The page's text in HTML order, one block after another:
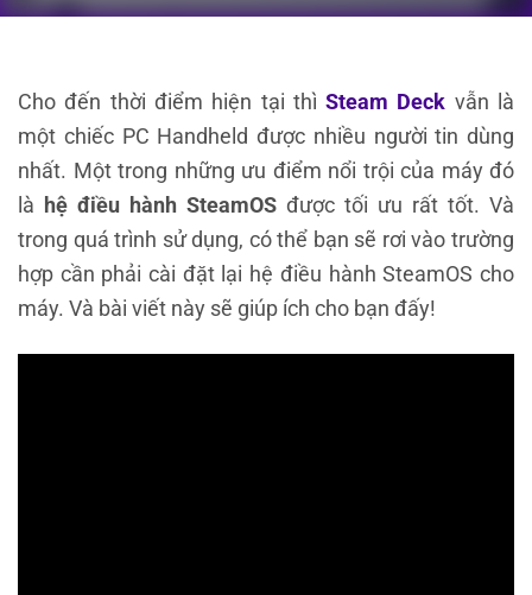
Cho đến thời điểm hiện tại thìSteam Deck vẫn là
một chiếc PC Handheld được nhiều người tin dùng
nhất. Một trong những ưu điểm nổi trội của máy đó
là hệ điều hành SteamOS được tối ưu rất tốt. Và
trong quá trình sử dụng, có thể bạn sẽ rơi vào trường
hợp cần phải cài đặt lại hệ điều hành SteamOS cho
máy. Và bài viết này sẽ giúp ích cho bạn đấy!